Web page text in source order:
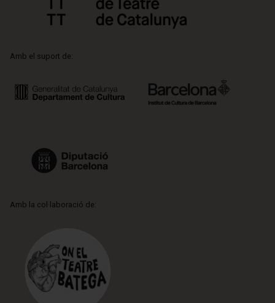
Amb el suport de:
Amb la col·laboració de: